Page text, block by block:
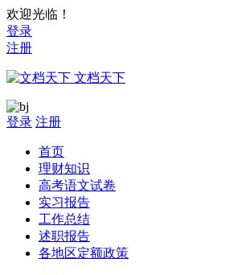
欢迎光临！
登录
注册
文档天下
登录 注册
首页
理财知识
高考语文试卷
实习报告
工作总结
述职报告
各地区定额政策